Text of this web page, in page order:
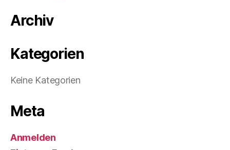
Archiv
Kategorien
Keine Kategorien
Meta
Anmelden